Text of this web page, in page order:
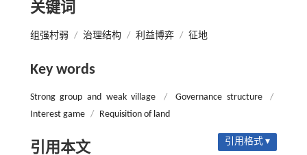
关键词
组强村弱 / 治理结构 / 利益博弈 / 征地
Key words
Strong group and weak village / Governance structure
/
Interest game / Requisition of land
引用本文 引用格式 ▾